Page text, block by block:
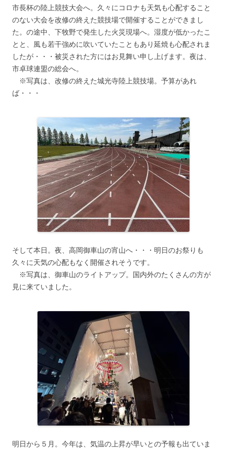
市長杯の陸上競技大会へ。久々にコロナも天気も心配すること
のない大会を改修の終えた競技場で開催することができまし
た。の途中、下牧野で発生した火災現場へ。湿度が低かったこ
とと、風も若干強めに吹いていたこともあり延焼も心配されま
したが・・・被災された方にはお見舞い申し上げます。夜は、
市卓球連盟の総会へ。
※写真は、改修の終えた城光寺陸上競技場。予算があれ
ば・・・
そして本日。夜、高岡御車山の宵山へ・・・明日のお祭りも
久々に天気の心配もなく開催されそうです。
※写真は、御車山のライトアップ。国内外のたくさんの方が
見に来ていました。
明日から５月。今年は、気温の上昇が早いとの予報も出ていま